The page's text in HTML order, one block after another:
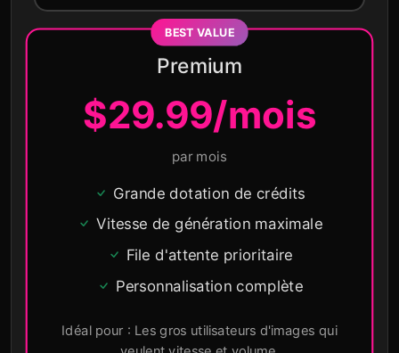
Premium
$29.99/mois
par mois
Grande dotation de crédits
Vitesse de génération maximale
File d'attente prioritaire
Personnalisation complète
Idéal pour : Les gros utilisateurs d'images qui